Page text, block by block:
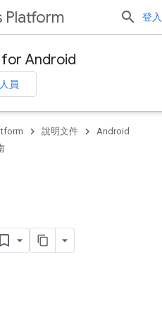
Platform 登入
for Android
員
說明文件
Android